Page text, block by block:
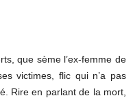
que sème l’ex-femme de
victimes, flic qui n’a pas
Rire en parlant de la mort,